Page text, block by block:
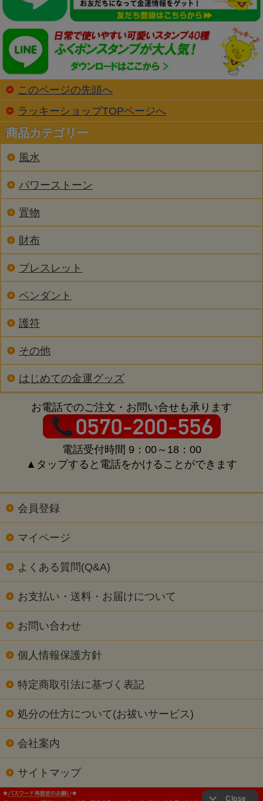
このページの先頭へ
ラッキーショップTOPページへ
商品カテゴリー
風水
パワーストーン
置物
財布
ブレスレット
ペンダント
護符
その他
はじめての金運グッズ
お電話でのご注文・お問い合せも承ります
電話受付時間 9：00～18：00
▲タップすると電話をかけることができます
会員登録
マイページ
よくある質問(Q&A)
お支払い・送料・お届けについて
お問い合わせ
個人情報保護方針
特定商取引法に基づく表記
処分の仕方について(お祓いサービス)
会社案内
サイトマップ